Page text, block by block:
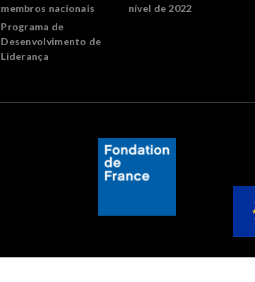
membros nacionais
Programa de
Desenvolvimento de
Liderança
nível de 2022